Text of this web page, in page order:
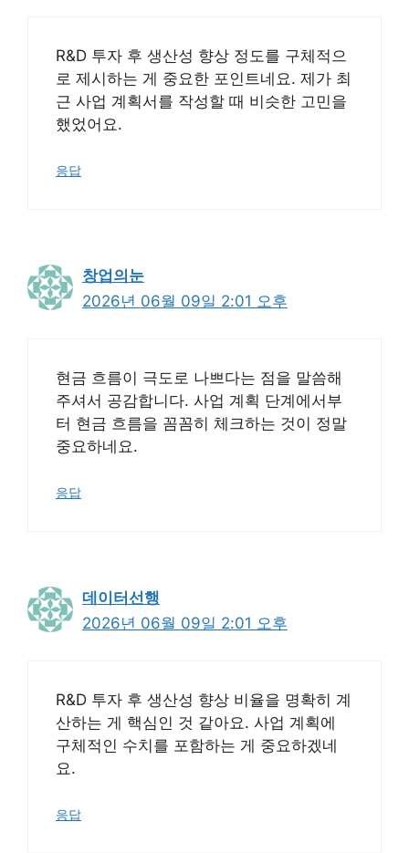
R&D 투자 후 생산성 향상 정도를 구체적으
로 제시하는 게 중요한 포인트네요. 제가 최
근 사업 계획서를 작성할 때 비슷한 고민을
했었어요.
응답
창업의눈
2026년 06월 09일 2:01 오후
현금 흐름이 극도로 나쁘다는 점을 말씀해
주셔서 공감합니다. 사업 계획 단계에서부
터 현금 흐름을 꼼꼼히 체크하는 것이 정말
중요하네요.
응답
데이터선행
2026년 06월 09일 2:01 오후
R&D 투자 후 생산성 향상 비율을 명확히 계
산하는 게 핵심인 것 같아요. 사업 계획에
구체적인 수치를 포함하는 게 중요하겠네
요.
응답